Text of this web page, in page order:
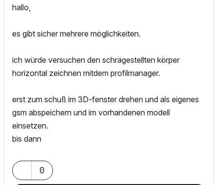
hallo,
es gibt sicher mehrere möglichkeiten.
ich würde versuchen den schrägestellten körper
horizontal zeichnen mitdem profilmanager.
erst zum schuß im 3D-fenster drehen und als eigenes
gsm abspeichern und im vorhandenen modell
einsetzen.
bis dann
0